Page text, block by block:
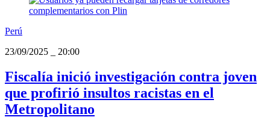
Perú
23/09/2025
20:00
Fiscalía inició investigación contra joven
que profirió insultos racistas en el
Metropolitano